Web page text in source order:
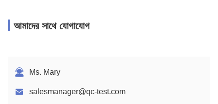
আমাদের সাথে যোগাযোগ
Ms. Mary
salesmanager@qc-test.com